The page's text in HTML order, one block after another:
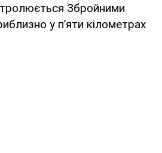
Збройними
у п’яти кілометрах